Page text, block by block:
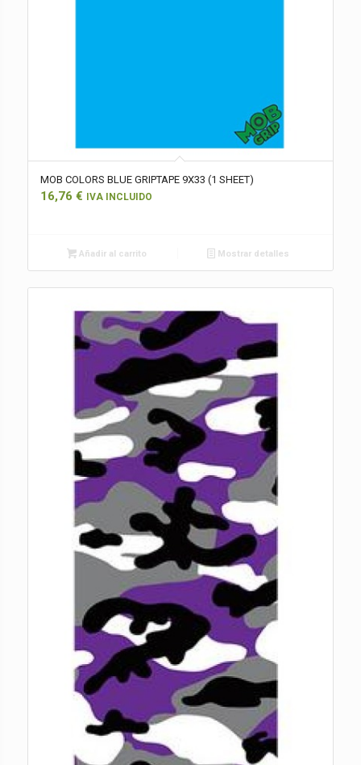
MOB COLORS BLUE GRIPTAPE 9X33 (1 SHEET)
16,76 € IVA INCLUIDO
Añadir al carrito Mostrar detalles